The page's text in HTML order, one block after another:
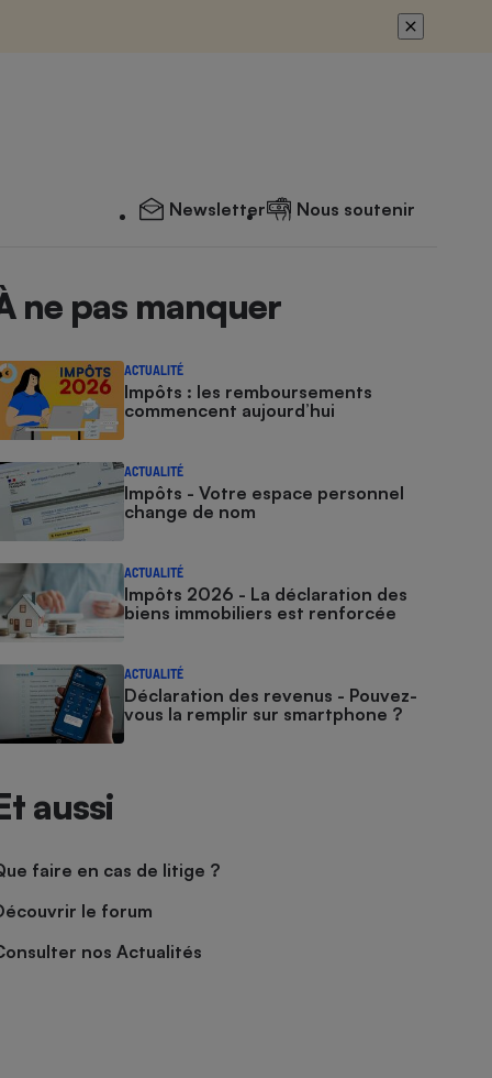
Newsletter Nous soutenir
ne pas manquer
ACTUALITÉ
Impôts : les remboursements
commencent aujourd’hui
ACTUALITÉ
Impôts - Votre espace personnel
change de nom
ACTUALITÉ
Impôts 2026 - La déclaration des
biens immobiliers est renforcée
ACTUALITÉ
Déclaration des revenus - Pouvez-
vous la remplir sur smartphone ?
aussi
faire en cas de litige ?
le forum
nos Actualités